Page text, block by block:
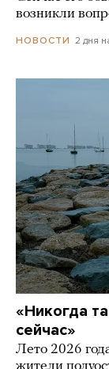
возникли
НОВОСТИ 2 дня
«Никогда
сейчас»
Лето 2026